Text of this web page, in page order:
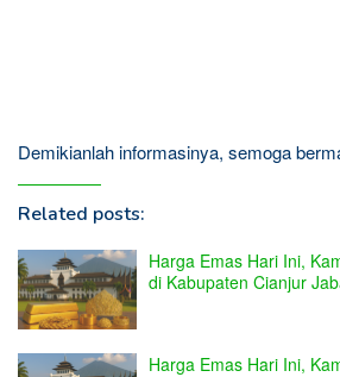
Demikianlah informasinya, semoga
Related posts:
Harga Emas Hari Ini,
di Kabupaten Cianjur
Harga Emas Hari Ini,